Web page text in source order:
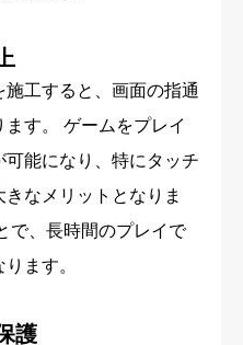
工すると、画面の指通
す。 ゲームをプレイ
能になり、特にタッチ
なメリットとなりま
で、長時間のプレイで
ます。
護